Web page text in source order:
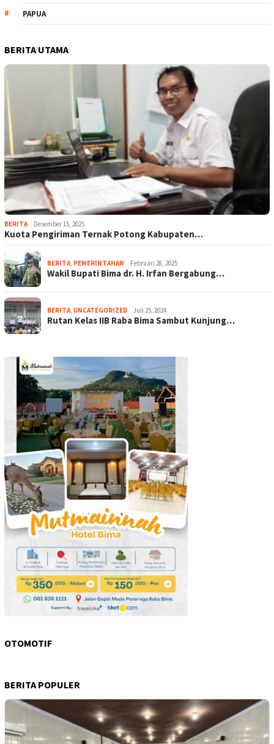
PAPUA
BERITA UTAMA
BERITA Desember 15, 2025
Kuota Pengiriman Ternak Potong Kabupaten…
BERITA, PEMERINTAHAN Februari 28, 2025
Wakil Bupati Bima dr. H. Irfan Bergabung…
BERITA, UNCATEGORIZED Juli 25, 2024
Rutan Kelas IIB Raba Bima Sambut Kunjung…
OTOMOTIF
BERITA POPULER